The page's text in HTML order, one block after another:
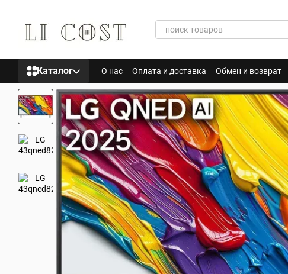
Каталог О нас Оплата и доставка Обмен и возврат